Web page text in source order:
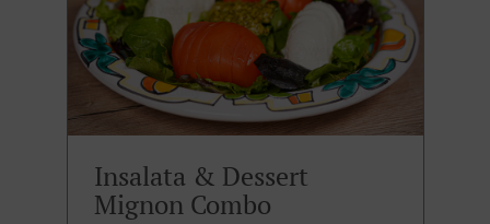
Insalata & Dessert
Mignon Combo